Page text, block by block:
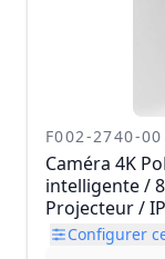
F002-2740-00
Caméra 4K
intelligente /
Projecteur /
Configurer